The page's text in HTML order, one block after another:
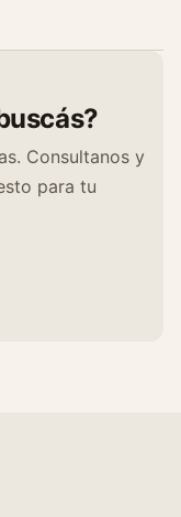
Consultanos y
para tu